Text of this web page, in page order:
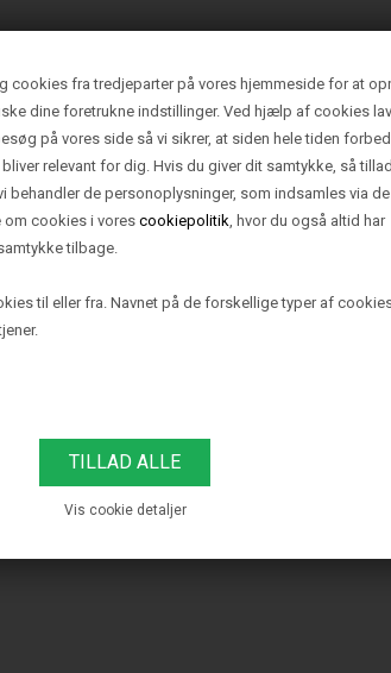
cookies fra tredjeparter på vores hjemmeside for at
dine foretrukne indstillinger. Ved hjælp af cookies
på vores side så vi sikrer, at siden hele tiden
relevant for dig. Hvis du giver dit samtykke, så
behandler de personoplysninger, som indsamles via de
cookies i vorescookiepolitik, hvor du også altid har
tilbage.
til eller fra. Navnet på de forskellige typer af
Vis cookie detaljer
-
SORT/PAPIR -
GREEN